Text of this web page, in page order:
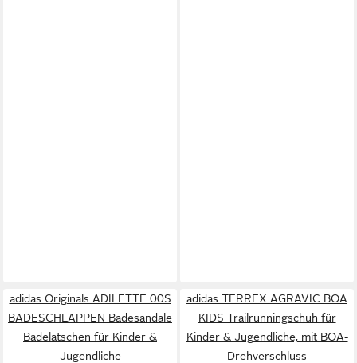
adidas Originals ADILETTE 00S
BADESCHLAPPEN Badesandale
Badelatschen für Kinder &
Jugendliche
adidas TERREX AGRAVIC BOA
KIDS Trailrunningschuh für
Kinder & Jugendliche, mit BOA-
Drehverschluss